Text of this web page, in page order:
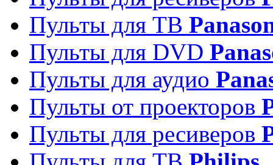
Пульты для ТВ
Пульты для DVD
Пульты для аудио
Пульты от проекторов
Пульты для ресиверов